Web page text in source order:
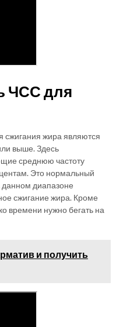
ЧСС для
жира являются
выше. Здесь
среднюю частоту
Это нормальный
данном диапазоне
сжигание жира. Кроме
времени нужно бегать на
и получить